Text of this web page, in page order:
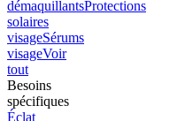
démaquillantsProtections
solaires
visageSérums
visageVoir
tout
Besoins
spécifiques
Éclat